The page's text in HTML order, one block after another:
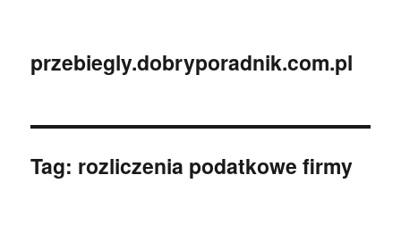
przebiegly.dobryporadnik.com.pl
Tag: rozliczenia podatkowe firmy